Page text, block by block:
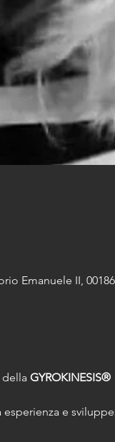
Emanuele II,
GYROKINESIS®
e